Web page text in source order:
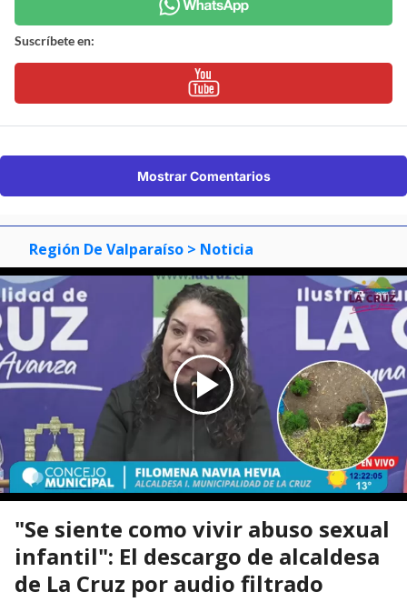
Suscríbete en:
Mostrar Comentarios
Región De Valparaíso > Noticia
"Se siente como vivir abuso sexual
infantil": El descargo de alcaldesa
de La Cruz por audio filtrado